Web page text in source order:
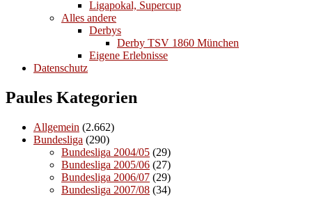
Ligapokal, Supercup
Alles andere
Derbys
Derby TSV 1860 München
Eigene Erlebnisse
Datenschutz
Paules Kategorien
Allgemein (2.662)
Bundesliga (290)
Bundesliga 2004/05 (29)
Bundesliga 2005/06 (27)
Bundesliga 2006/07 (29)
Bundesliga 2007/08 (34)